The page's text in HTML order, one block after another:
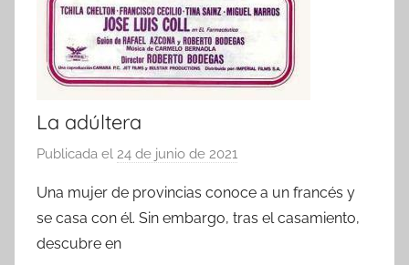
La adúltera
Publicada el 24 de junio de 2021
r
Una mujer de provincias conoce a un francés y
se casa con él. Sin embargo, tras el casamiento,
descubre en